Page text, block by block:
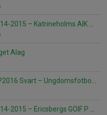
2015 – Katrineholms AIK 2015 Svart
Alag
Svart – Ungdomsfotboll 2014-2015
2015 – Ericsbergs GOIF P 15-16*